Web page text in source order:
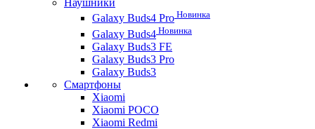
Наушники
Galaxy Buds4 Pro Новинка
Galaxy Buds4 Новинка
Galaxy Buds3 FE
Galaxy Buds3 Pro
Galaxy Buds3
Смартфоны
Xiaomi
Xiaomi POCO
Xiaomi Redmi